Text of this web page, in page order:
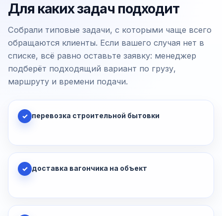
Для каких задач подходит
Собрали типовые задачи, с которыми чаще всего
обращаются клиенты. Если вашего случая нет в
списке, всё равно оставьте заявку: менеджер
подберёт подходящий вариант по грузу,
маршруту и времени подачи.
✓ перевозка строительной бытовки
✓ доставка вагончика на объект